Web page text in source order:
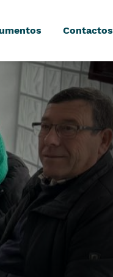
Contactos